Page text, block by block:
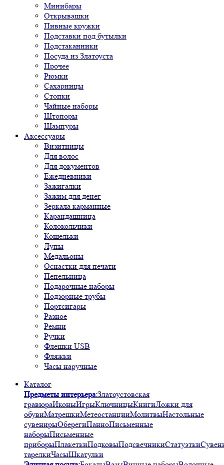
Минибары
Открывашки
Пивные кружки
Подставки под бутылки
Подстаканники
Посуда из Златоуста
Прочее
Рюмки
Сахарницы
Стопки
Чайные наборы
Штопоры
Шампуры
Аксессуары
Визитницы
Для волос
Для документов
Ежедневники
Зажигалки
Зажим для денег
Зеркала карманные
Карандашница
Колокольчики
Кошельки
Лупы
Медальоны
Оснастки для печати
Пепельница
Подарочные наборы
Подзорные трубы
Портсигары
Разное
Ремни
Ручки
Флешки USB
Фляжки
Часы наручные
Каталог
Предметы интерьера:Златоустовская
гравюраИконыИгрыКлючницыКнигиЛожки для
обувиМатрешкиМетеостанцииМолитвыНастольные
сувенирыОберегиПанноПисьменные
наборыПисьменные
приборыПлакеткиПодковыПодсвечникиСтатуэтки
тарелкиЧасыШкатулки